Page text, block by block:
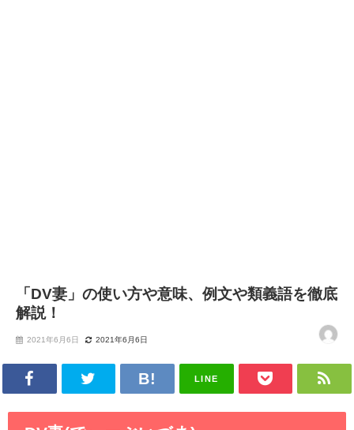
「DV妻」の使い方や意味、例文や類義語を徹底
解説！
2021年6月6日 2021年6月6日
LINE